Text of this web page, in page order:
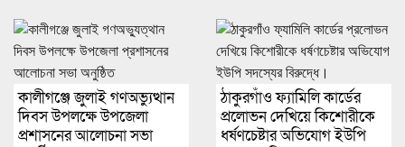
কালীগঞ্জে জুলাই গণঅভ্যুত্থান
দিবস উপলক্ষে উপজেলা
প্রশাসনের আলোচনা সভা
ঠাকুরগাঁও ফ্যামিলি কার্ডের
প্রলোভন দেখিয়ে কিশোরীকে
ধর্ষণচেষ্টার অভিযোগ ইউপি